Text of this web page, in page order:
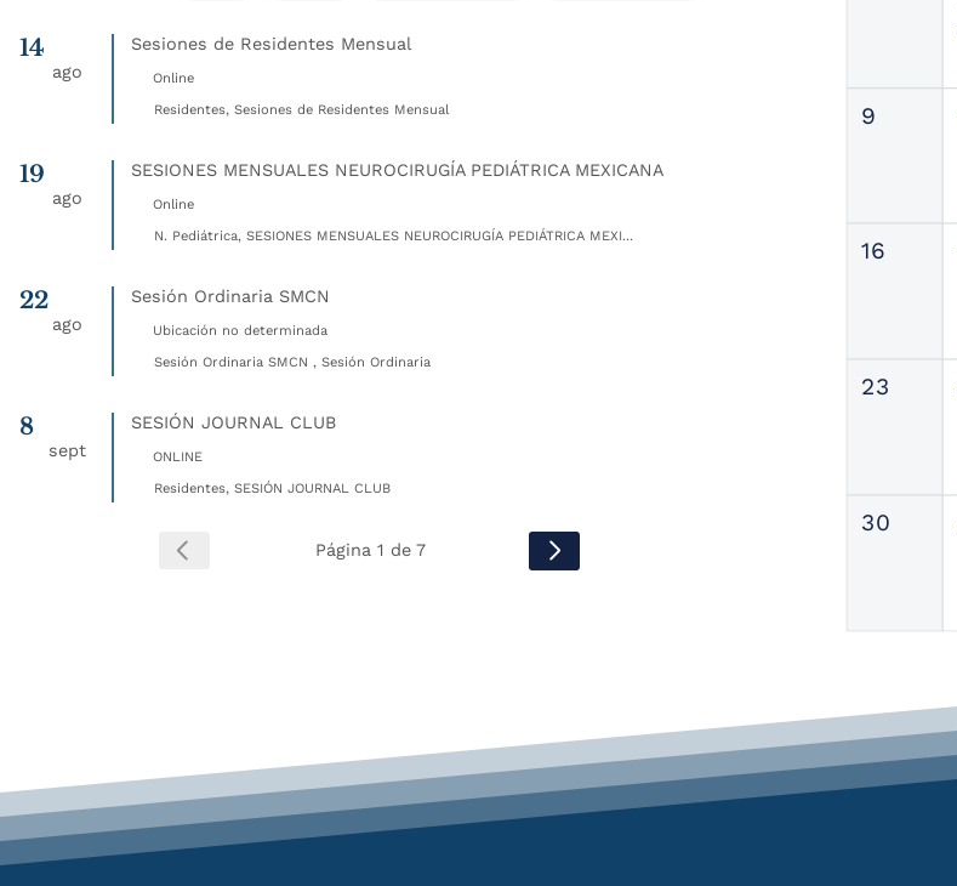
9
16
23
30
14
ago
Sesiones de Residentes Mensual
Online
Residentes, Sesiones de Residentes Mensual
19
ago
SESIONES MENSUALES NEUROCIRUGÍA PEDIÁTRICA MEXICANA
Online
N. Pediátrica, SESIONES MENSUALES NEUROCIRUGÍA PEDIÁTRICA MEXI...
22
ago
Sesión Ordinaria SMCN
Ubicación no determinada
Sesión Ordinaria SMCN , Sesión Ordinaria
8
sept
SESIÓN JOURNAL CLUB
ONLINE
Residentes, SESIÓN JOURNAL CLUB
Página 1 de 7